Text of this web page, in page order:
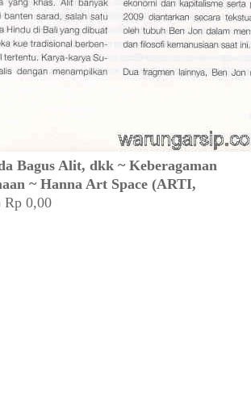
Bagus Alit, dkk ~ Keberagaman
~ Hanna Art Space (ARTI,
Rp 0,00